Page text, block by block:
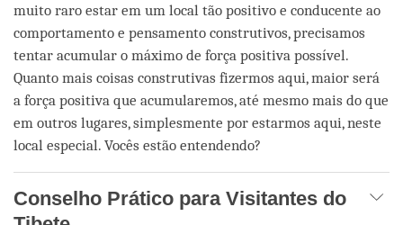
muito raro estar em um local tão positivo e conducente ao
comportamento e pensamento construtivos, precisamos
tentar acumular o máximo de força positiva possível.
Quanto mais coisas construtivas fizermos aqui, maior será
a força positiva que acumularemos, até mesmo mais do que
em outros lugares, simplesmente por estarmos aqui, neste
local especial. Vocês estão entendendo?
Conselho Prático para Visitantes do